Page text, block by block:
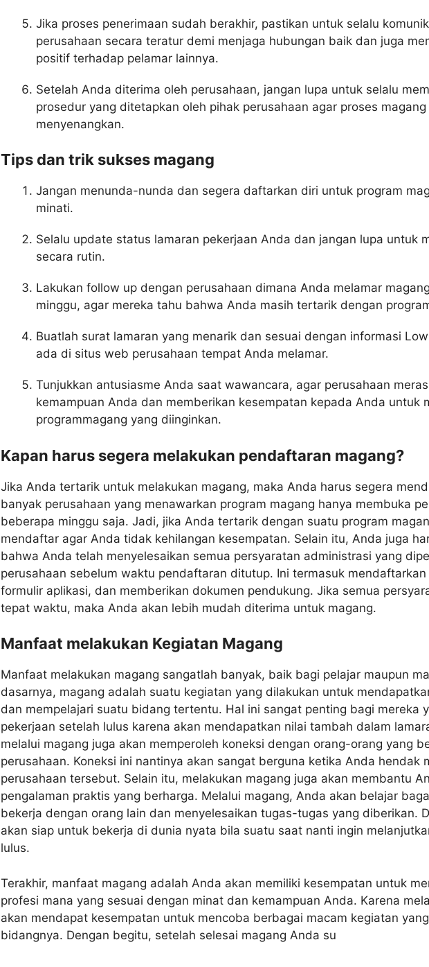
Jika proses penerimaan sudah berakhir, pastikan untuk selalu
perusahaan secara teratur demi menjaga hubungan baik dan juga
positif terhadap pelamar lainnya.
Setelah Anda diterima oleh perusahaan, jangan lupa untuk selalu
prosedur yang ditetapkan oleh pihak perusahaan agar proses
menyenangkan.
Tips dan trik sukses magang
Jangan menunda-nunda dan segera daftarkan diri untuk program
minati.
Selalu update status lamaran pekerjaan Anda dan jangan lupa untuk
secara rutin.
Lakukan follow up dengan perusahaan dimana Anda melamar
minggu, agar mereka tahu bahwa Anda masih tertarik dengan
Buatlah surat lamaran yang menarik dan sesuai dengan informasi
ada di situs web perusahaan tempat Anda melamar.
Tunjukkan antusiasme Anda saat wawancara, agar perusahaan
kemampuan Anda dan memberikan kesempatan kepada Anda untuk
programmagang yang diinginkan.
Kapan harus segera melakukan pendaftaran magang?
Jika Anda tertarik untuk melakukan magang, maka Anda harus segera
banyak perusahaan yang menawarkan program magang hanya membuka
beberapa minggu saja. Jadi, jika Anda tertarik dengan suatu program
mendaftar agar Anda tidak kehilangan kesempatan. Selain itu, Anda juga
bahwa Anda telah menyelesaikan semua persyaratan administrasi yang
perusahaan sebelum waktu pendaftaran ditutup. Ini termasuk
formulir aplikasi, dan memberikan dokumen pendukung. Jika semua
tepat waktu, maka Anda akan lebih mudah diterima untuk magang.
Manfaat melakukan Kegiatan Magang
Manfaat melakukan magang sangatlah banyak, baik bagi pelajar maupun
dasarnya, magang adalah suatu kegiatan yang dilakukan untuk
dan mempelajari suatu bidang tertentu. Hal ini sangat penting bagi mereka
pekerjaan setelah lulus karena akan mendapatkan nilai tambah dalam
melalui magang juga akan memperoleh koneksi dengan orang-orang yang
perusahaan. Koneksi ini nantinya akan sangat berguna ketika Anda hendak
perusahaan tersebut. Selain itu, melakukan magang juga akan membantu
pengalaman praktis yang berharga. Melalui magang, Anda akan belajar
bekerja dengan orang lain dan menyelesaikan tugas-tugas yang diberikan.
akan siap untuk bekerja di dunia nyata bila suatu saat nanti ingin
lulus.
Terakhir, manfaat magang adalah Anda akan memiliki kesempatan untuk
profesi mana yang sesuai dengan minat dan kemampuan Anda. Karena
akan mendapat kesempatan untuk mencoba berbagai macam kegiatan
bidangnya. Dengan begitu, setelah selesai magang Anda su